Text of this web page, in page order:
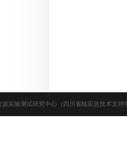
实验测试研究中心（四川省核应急技术支持